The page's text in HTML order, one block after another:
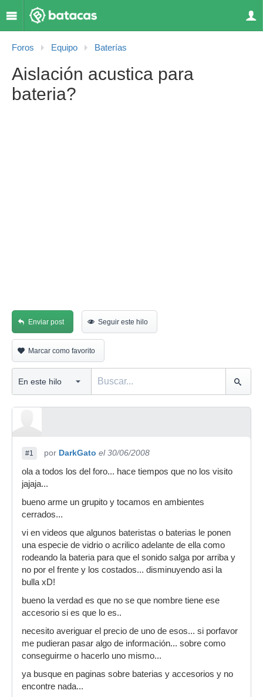
Foros Equipo Baterías
Aislación acustica para
bateria?
Enviar post Seguir este hilo
Marcar como favorito
#1 por DarkGato el 30/06/2008
ola a todos los del foro... hace tiempos que no los visito
jajaja...
bueno arme un grupito y tocamos en ambientes
cerrados...
vi en videos que algunos bateristas o baterias le ponen
una especie de vidrio o acrilico adelante de ella como
rodeando la bateria para que el sonido salga por arriba y
no por el frente y los costados... disminuyendo asi la
bulla xD!
bueno la verdad es que no se que nombre tiene ese
accesorio si es que lo es..
necesito averiguar el precio de uno de esos... si porfavor
me pudieran pasar algo de información... sobre como
conseguirme o hacerlo uno mismo...
ya busque en paginas sobre baterias y accesorios y no
encontre nada...